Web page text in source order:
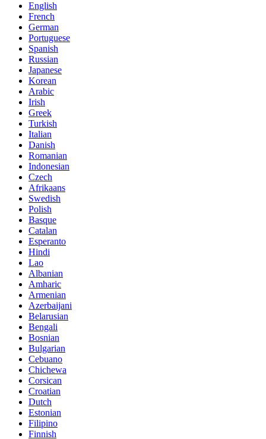
English
French
German
Portuguese
Spanish
Russian
Japanese
Korean
Arabic
Irish
Greek
Turkish
Italian
Danish
Romanian
Indonesian
Czech
Afrikaans
Swedish
Polish
Basque
Catalan
Esperanto
Hindi
Lao
Albanian
Amharic
Armenian
Azerbaijani
Belarusian
Bengali
Bosnian
Bulgarian
Cebuano
Chichewa
Corsican
Croatian
Dutch
Estonian
Filipino
Finnish